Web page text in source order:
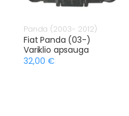
Panda (2003- 2012)
Fiat Panda (03-)
Variklio apsauga
32,00 €